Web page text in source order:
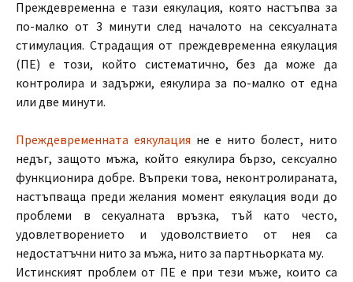
Преждевременна е тази еякулация, която настъпва за
по-малко от 3 минути след началото на сексуалната
стимулация. Страдащия от преждевременна еякулация
(ПЕ) е този, който систематично, без да може да
контролира и задържи, еякулира за по-малко от една
или две минути.
Преждевременната еякулация не е нито болест, нито
недъг, защото мъжа, който еякулира бързо, сексуално
функционира добре. Въпреки това, неконтролираната,
настъпваща преди желания момент еякулация води до
проблеми в секуалната връзка, тъй като често,
удовлетворението и удоволствието от нея са
недостатъчни нито за мъжа, нито за партньорката му.
Истинският проблем от ПЕ е при тези мъже, които са